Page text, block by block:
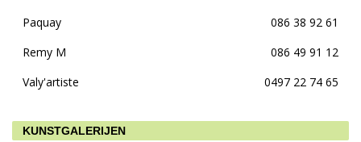
Paquay
086 38 92 61
Remy M
086 49 91 12
Valy'artiste
0497 22 74 65
KUNSTGALERIJEN